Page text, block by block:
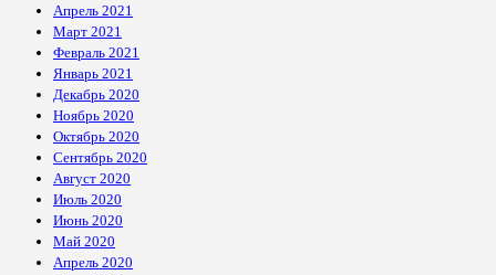
Апрель 2021
Март 2021
Февраль 2021
Январь 2021
Декабрь 2020
Ноябрь 2020
Октябрь 2020
Сентябрь 2020
Август 2020
Июль 2020
Июнь 2020
Май 2020
Апрель 2020